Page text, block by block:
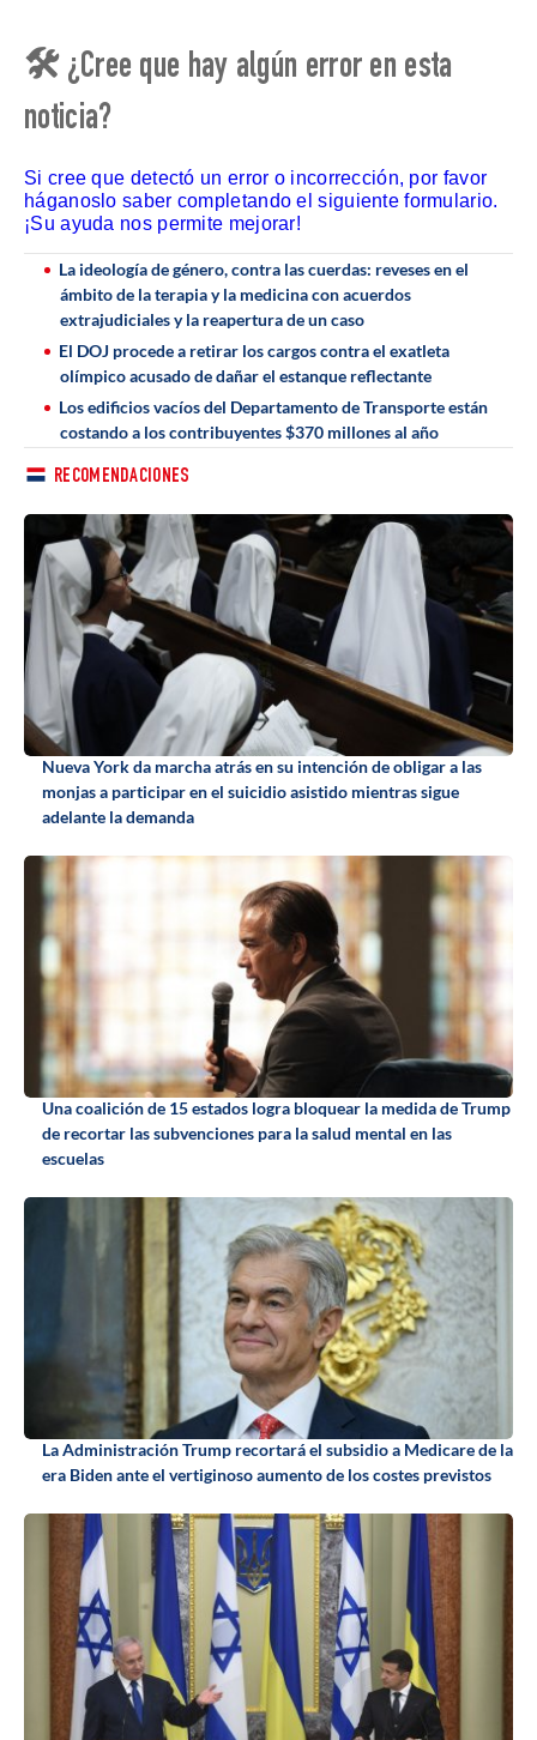
🛠 ¿Cree que hay algún error en esta
noticia?
Si cree que detectó un error o incorrección, por favor
háganoslo saber completando el siguiente formulario.
¡Su ayuda nos permite mejorar!
La ideología de género, contra las cuerdas: reveses en el
ámbito de la terapia y la medicina con acuerdos
extrajudiciales y la reapertura de un caso
El DOJ procede a retirar los cargos contra el exatleta
olímpico acusado de dañar el estanque reflectante
Los edificios vacíos del Departamento de Transporte están
costando a los contribuyentes $370 millones al año
RECOMENDACIONES
Nueva York da marcha atrás en su intención de obligar a las
monjas a participar en el suicidio asistido mientras sigue
adelante la demanda
Una coalición de 15 estados logra bloquear la medida de Trump
de recortar las subvenciones para la salud mental en las
escuelas
La Administración Trump recortará el subsidio a Medicare de la
era Biden ante el vertiginoso aumento de los costes previstos